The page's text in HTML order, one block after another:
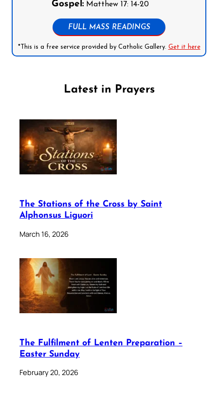
Gospel:Matthew 17: 14-20
FULL MASS READINGS
*This is a free service provided by Catholic Gallery. Get it here
Latest in Prayers
The Stations of the Cross by Saint
Alphonsus Liguori
March 16, 2026
The Fulfilment of Lenten Preparation –
Easter Sunday
February 20, 2026